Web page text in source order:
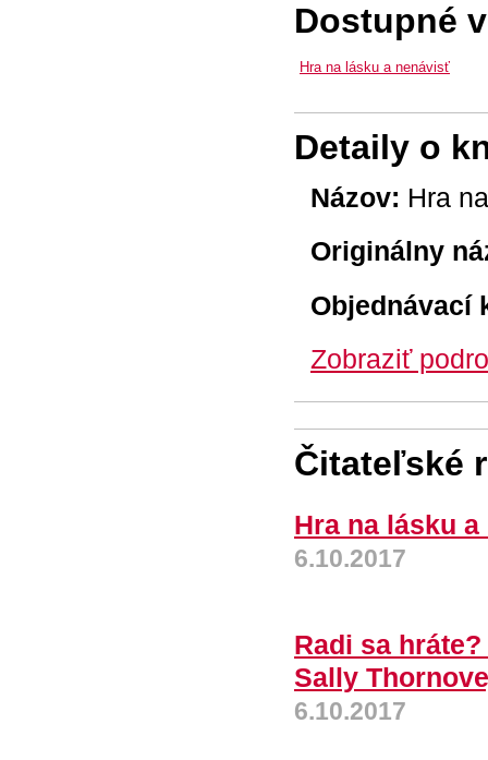
Dostupné
Hra na lásku a nenávisť
Detaily o
Názov: Hra
Originálny
Objednávací
Zobraziť
Čitateľské
Hra na lásku
6.10.2017
Radi sa
Sally
6.10.2017